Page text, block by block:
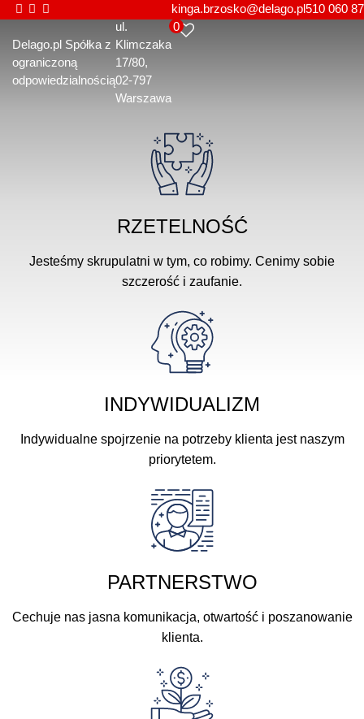
Delago.pl Spółka z
ograniczoną
odpowiedzialnością
ul.
Klimczaka
17/80
02-797
Warszawa
kinga.brzosko@delago.pl510 060
0
RZETELNOŚĆ
Jesteśmy skrupulatni w tym, co robimy. Cenimy sobie
szczerość i zaufanie.
INDYWIDUALIZM
Indywidualne spojrzenie na potrzeby klienta jest naszym
priorytetem.
PARTNERSTWO
Cechuje nas jasna komunikacja, otwartość i poszanowanie
klienta.